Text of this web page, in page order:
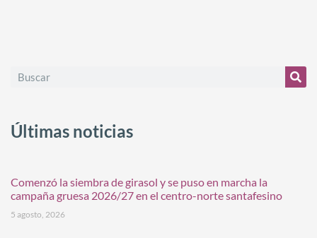
Últimas noticias
Comenzó la siembra de girasol y se puso en marcha la
campaña gruesa 2026/27 en el centro-norte santafesino
5 agosto, 2026